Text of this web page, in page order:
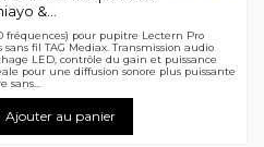
&...
fréquences) pour pupitre Lectern Pro
fil TAG Mediax. Transmission audio
LED, contrôle du gain et puissance
pour une diffusion sonore plus puissante
sans...
Ajouter au panier